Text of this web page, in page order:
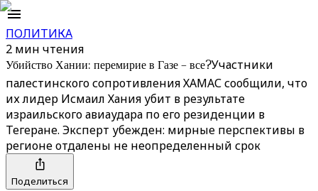
ПОЛИТИКА
2 мин чтения
Убийство Хании: перемирие в Газе – все?Участники
палестинского сопротивления ХАМАС сообщили, что
их лидер Исмаил Хания убит в результате
израильского авиаудара по его резиденции в
Тегеране. Эксперт убежден: мирные перспективы в
регионе отдалены не неопределенный срок
Поделиться